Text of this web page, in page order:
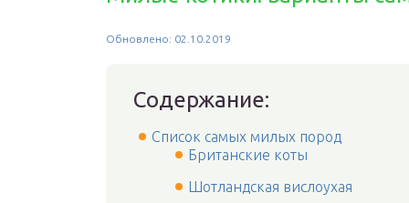
Обновлено: 02.10.2019
Содержание:
Список самых милых пород
Британские коты
Шотландская вислоухая